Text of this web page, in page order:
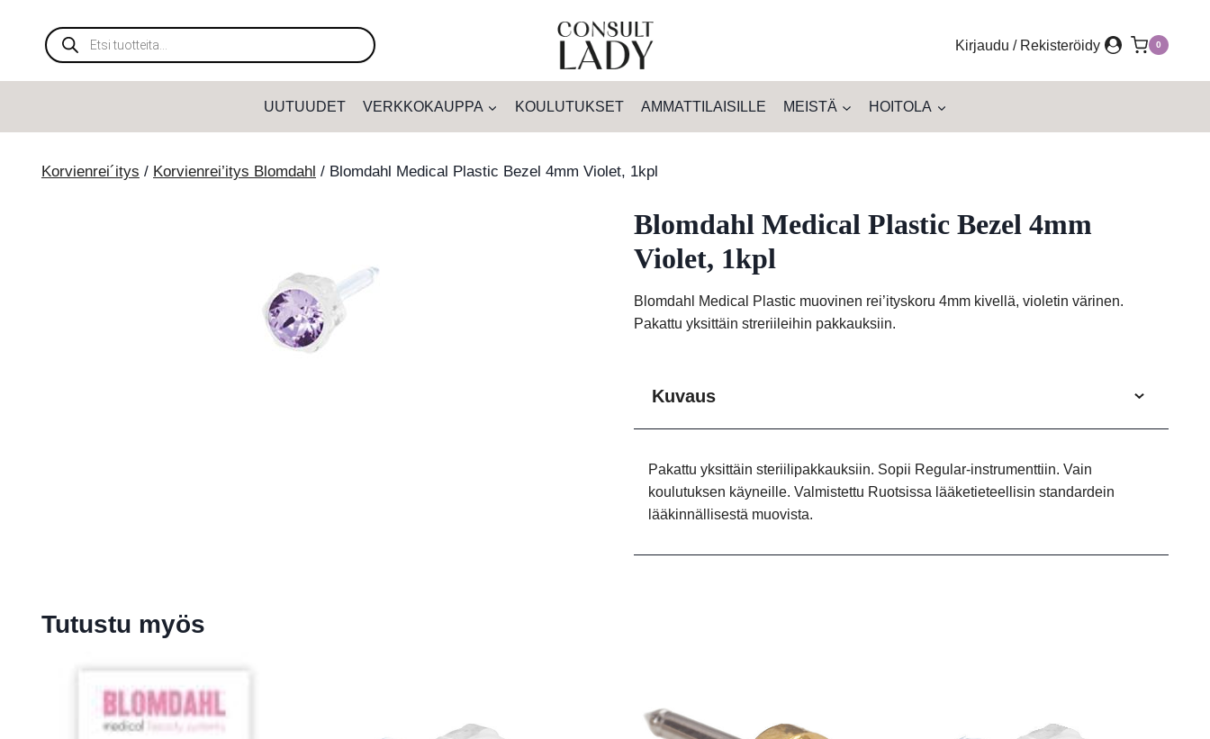
sisältöönProducts
search
Kirjaudu / Rekisteröidy 0
UUTUUDET VERKKOKAUPPA KOULUTUKSET AMMATTILAISILLE MEISTÄ HOITOLA
Korvienrei´itys / Korvienrei’itys Blomdahl / Blomdahl Medical Plastic Bezel 4mm Violet, 1kpl
Blomdahl Medical Plastic Bezel 4mm
Violet, 1kpl
Blomdahl Medical Plastic muovinen rei’ityskoru 4mm kivellä, violetin värinen.
Pakattu yksittäin streriileihin pakkauksiin.
Kuvaus
Pakattu yksittäin steriilipakkauksiin. Sopii Regular-instrumenttiin. Vain
koulutuksen käyneille. Valmistettu Ruotsissa lääketieteellisin standardein
lääkinnällisestä muovista.
Tutustu myös